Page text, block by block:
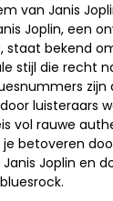
van Janis
Joplin, een
staat bekend
stijl die recht
luisteraars
vol rauwe
betoveren
Joplin en